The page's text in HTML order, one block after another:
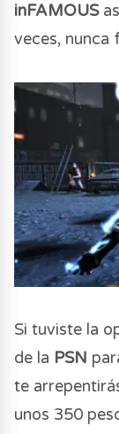
inFAMOUS
veces, nunca
Si tuviste la
de la PSN
te
unos 350